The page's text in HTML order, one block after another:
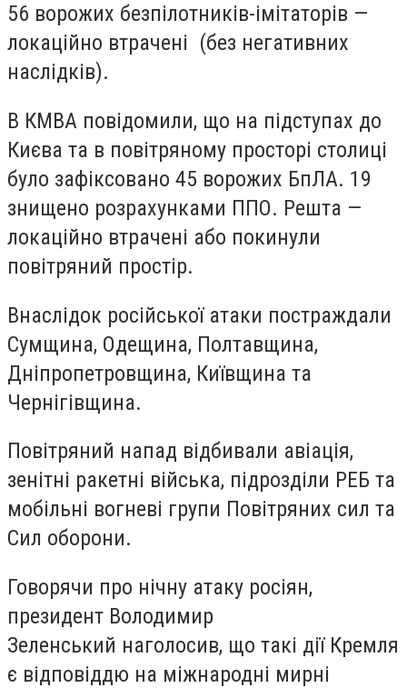
56 ворожих безпілотників-імітаторів —
локаційно втрачені (без негативних
наслідків).
В КМВА повідомили, що на підступах до
Києва та в повітряному просторі столиці
було зафіксовано 45 ворожих БпЛА. 19
знищено розрахунками ППО. Решта —
локаційно втрачені або покинули
повітряний простір.
Внаслідок російської атаки постраждали
Сумщина, Одещина, Полтавщина,
Дніпропетровщина, Київщина та
Чернігівщина.
Повітряний напад відбивали авіація,
зенітні ракетні війська, підрозділи РЕБ та
мобільні вогневі групи Повітряних сил та
Сил оборони.
Говорячи про нічну атаку росіян,
президент Володимир
Зеленський наголосив, що такі дії Кремля
є відповіддю на міжнародні мирні